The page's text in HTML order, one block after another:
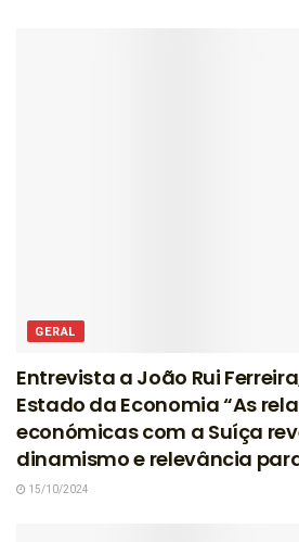
GERAL
Entrevista a João Rui
Estado da Economia “As
económicas com a Suíça
dinamismo e relevância
15/10/2024